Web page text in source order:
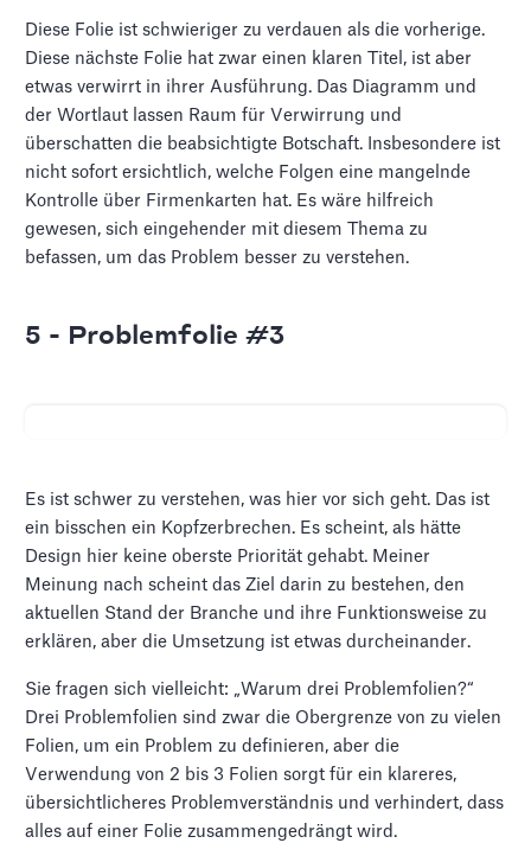
Diese Folie ist schwieriger zu verdauen als die vorherige.
Diese nächste Folie hat zwar einen klaren Titel, ist aber
etwas verwirrt in ihrer Ausführung. Das Diagramm und
der Wortlaut lassen Raum für Verwirrung und
überschatten die beabsichtigte Botschaft. Insbesondere ist
nicht sofort ersichtlich, welche Folgen eine mangelnde
Kontrolle über Firmenkarten hat. Es wäre hilfreich
gewesen, sich eingehender mit diesem Thema zu
befassen, um das Problem besser zu verstehen.
5 - Problemfolie #3
Es ist schwer zu verstehen, was hier vor sich geht. Das ist
ein bisschen ein Kopfzerbrechen. Es scheint, als hätte
Design hier keine oberste Priorität gehabt. Meiner
Meinung nach scheint das Ziel darin zu bestehen, den
aktuellen Stand der Branche und ihre Funktionsweise zu
erklären, aber die Umsetzung ist etwas durcheinander.
Sie fragen sich vielleicht: „Warum drei Problemfolien?“
Drei Problemfolien sind zwar die Obergrenze von zu vielen
Folien, um ein Problem zu definieren, aber die
Verwendung von 2 bis 3 Folien sorgt für ein klareres,
übersichtlicheres Problemverständnis und verhindert, dass
alles auf einer Folie zusammengedrängt wird.